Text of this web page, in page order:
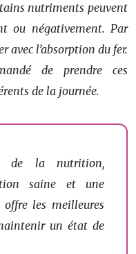
nutriments peuvent
ou négativement. Par
avec l’absorption du fer.
de prendre ces
de la journée.
de la nutrition,
saine et une
les meilleures
un état de